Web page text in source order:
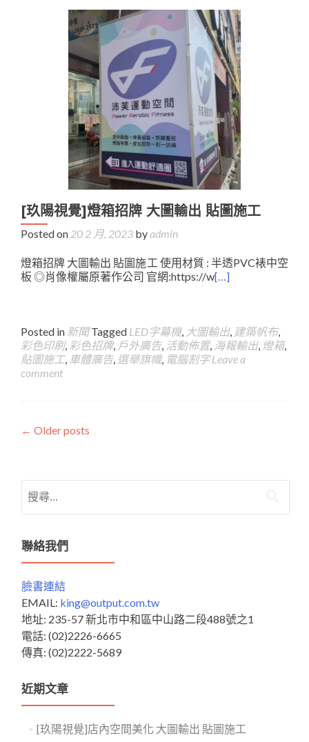
[玖陽視覺]燈箱招牌 大圖輸出 貼圖施工
Posted on 20 2 月, 2023 byadmin
燈箱招牌 大圖輸出 貼圖施工 使用材質 : 半透PVC裱中空
板 ◎肖像權屬原著作公司 官網:https://w[…]
Posted in 新聞 Tagged LED字幕機, 大圖輸出, 建築帆布,
彩色印刷, 彩色招牌, 戶外廣告, 活動佈置, 海報輸出, 燈箱,
貼圖施工, 車體廣告, 選舉旗幟, 電腦割字 Leave a
comment
Posts
← Older posts
尋
鍵
字:
聯絡我們
臉書連結
EMAIL: king@output.com.tw
地址: 235-57 新北市中和區中山路二段488號之1
電話: (02)2226-6665
傳真: (02)2222-5689
近期文章
[玖陽視覺]店內空間美化 大圖輸出 貼圖施工